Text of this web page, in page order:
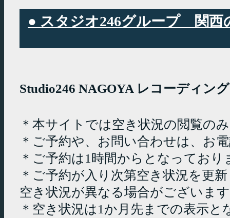
● スタジオ246グループ 関西
Studio246 NAGOYA レコーディン
＊本サイトでは空き状況の閲覧の
＊ご予約や、お問い合わせは、お
＊ご予約は1時間からとなっており
＊ご予約が入り次第空き状況を更
空き状況が異なる場合がございま
＊空き状況は1か月先までの表示